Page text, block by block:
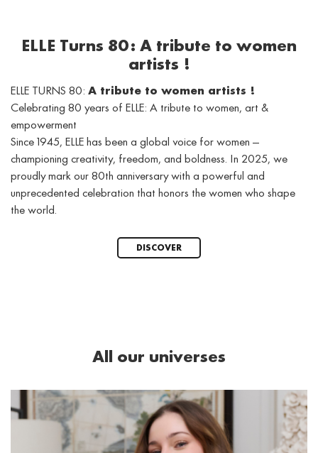
ELLE Turns 80: A tribute to women
artists !
ELLE TURNS 80: A tribute to women artists !
Celebrating 80 years of ELLE: A tribute to women, art &
empowerment
Since 1945, ELLE has been a global voice for women —
championing creativity, freedom, and boldness. In 2025, we
proudly mark our 80th anniversary with a powerful and
unprecedented celebration that honors the women who shape
the world.
DISCOVER
All our universes